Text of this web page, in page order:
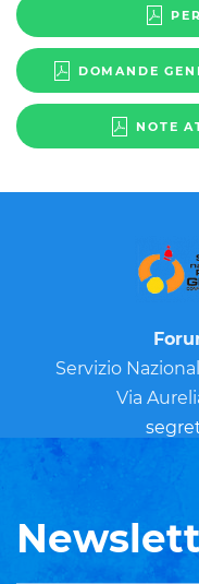
DOMANDE
NOTE
Servizio
Via